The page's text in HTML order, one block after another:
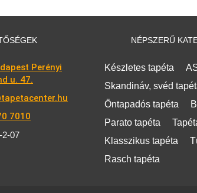
Perényi
u. 47.
7010
2-07
NÉPSZERŰ
Készletes tapéta
Skandináv, svéd
Öntapadós tapéta
Parato tapéta
Klasszikus tapéta
Rasch tapéta